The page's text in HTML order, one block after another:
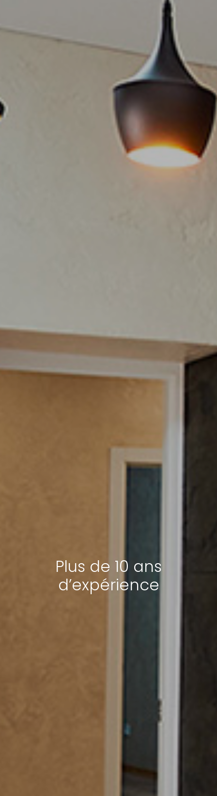
Plus de 10 ans
d’expérience